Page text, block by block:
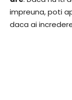
impreuna, poti
daca ai